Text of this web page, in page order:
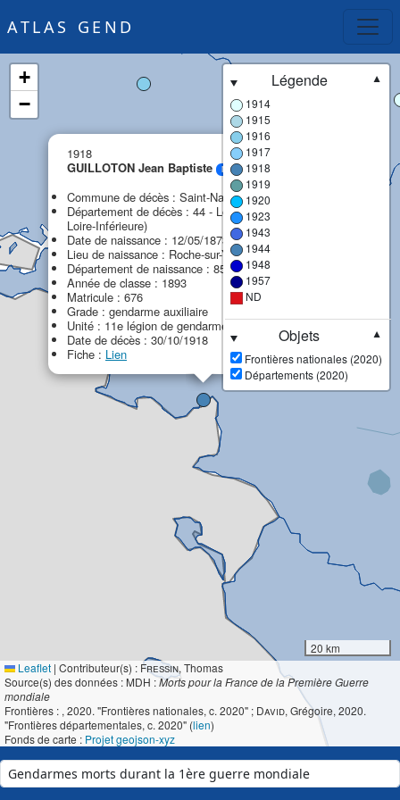
ATLAS GEND
1918
GUILLOTON Jean Baptiste
MPF
Commune de décès : Saint-Nazaire
Département de décès : 44 - Loire-Atlantique (ex
Loire-Inférieure)
Date de naissance : 12/05/1873
Lieu de naissance : Roche-sur-Yon (La)
Département de naissance : 85 - Vendée
Année de classe : 1893
Matricule : 676
Grade : gendarme auxiliaire
Unité : 11e légion de gendarmerie (11e LG)
Date de décès : 30/10/1918
Fiche : Lien
+
−
Légende
▼
1914
1915
1916
1917
1918
1919
1920
1923
1943
1944
1948
1957
ND
Objets
▼
Frontières nationales (2020)
Départements (2020)
20 km
Leaflet | Contributeur(s) : Fressin, Thomas
Source(s) des données : MDH :Morts pour la France de la Première Guerre
mondiale
Frontières : , 2020. "Frontières nationales, c. 2020" ; David, Grégoire, 2020.
"Frontières départementales, c. 2020" (lien)
Fonds de carte : Projet geojson-xyz